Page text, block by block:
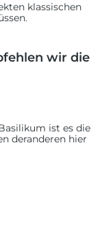
klassischen
wir die
ist es die
deranderen hier